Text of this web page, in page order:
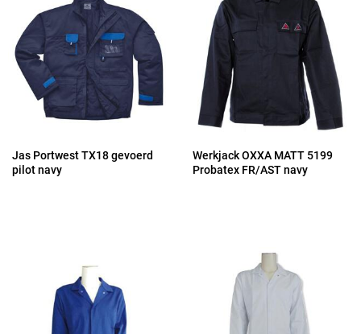
Jas Portwest TX18 gevoerd
pilot navy
Werkjack OXXA MATT 5199
Probatex FR/AST navy